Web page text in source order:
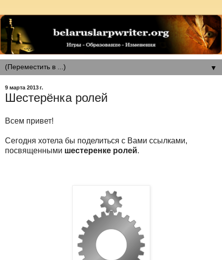
▼
9 марта 2013 г.
Шестерёнка ролей
Всем привет!
Сегодня хотела бы поделиться с Вами ссылками,
посвященными шестеренке ролей.